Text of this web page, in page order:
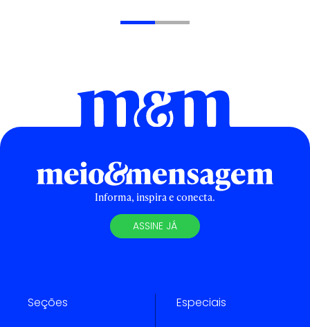
Informa, inspira e conecta.
ASSINE JÁ
Seções Especiais